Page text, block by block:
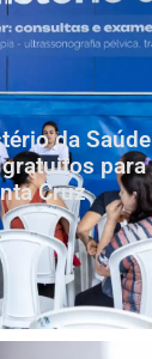
da Saúde
para
Cruz